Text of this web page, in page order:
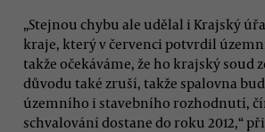
„Stejnou chybu ale udělal i Krajský
kraje, který v červenci potvrdil
takže očekáváme, že ho krajský soud
důvodu také zruší, takže spalovna
územního i stavebního rozhodnutí,
schvalování dostane do roku 2012,“